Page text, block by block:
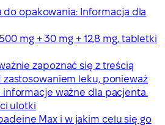
do opakowania: Informacja dla
mg + 30 mg + 12,8 mg, tabletki
zapoznać się z treścią
leku, ponieważ
informacje ważne dla pacjenta.
ulotki
Max i w jakim celu się go